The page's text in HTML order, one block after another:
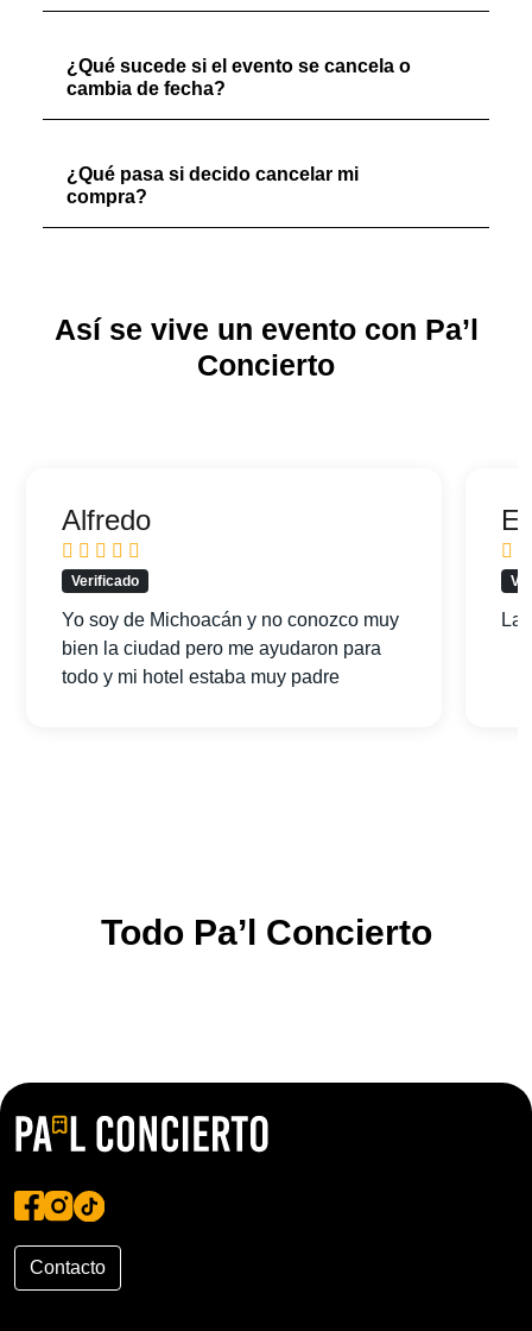
¿Qué sucede si el evento se cancela o
cambia de fecha?
¿Qué pasa si decido cancelar mi
compra?
Así se vive un evento con Pa’l
Concierto
Alfredo
Verificado
Yo soy de Michoacán y no conozco muy
bien la ciudad pero me ayudaron para
todo y mi hotel estaba muy padre
La
Todo Pa’l Concierto
Contacto